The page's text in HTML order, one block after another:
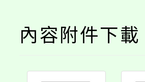
內容附件下載